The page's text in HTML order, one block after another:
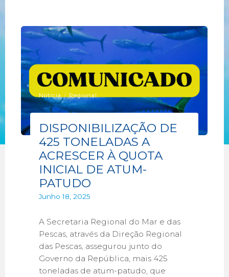
Notícia / Regional
DISPONIBILIZAÇÃO DE
425 TONELADAS A
ACRESCER À QUOTA
INICIAL DE ATUM-
PATUDO
Junho 18, 2025
A Secretaria Regional do Mar e das
Pescas, através da Direção Regional
das Pescas, assegurou junto do
Governo da República, mais 425
toneladas de atum-patudo, que